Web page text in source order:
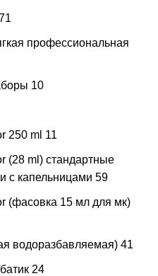
профессиональная
10
250 ml 11
(28 ml) стандартные
с капельницами 59
(фасовка 15 мл для мк)
водоразбавляемая) 41
24